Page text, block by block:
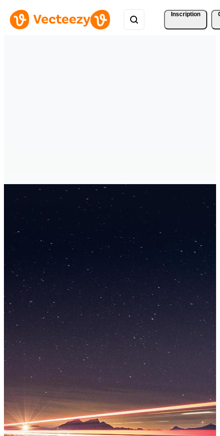
Inscription